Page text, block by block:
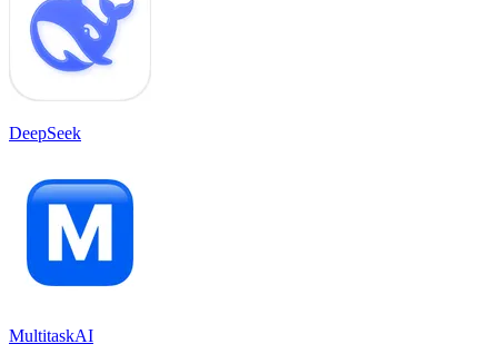
DeepSeek
MultitaskAI